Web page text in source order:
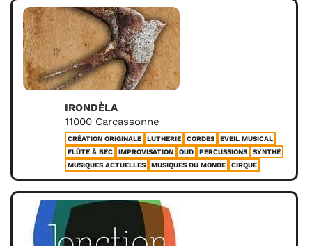
IRONDÈLA
11000 Carcassonne
CRÉATION ORIGINALE LUTHERIE CORDES
EVEIL MUSICAL
FLÛTE À BEC
IMPROVISATION OUD PERCUSSIONS
SYNTHÉ
MUSIQUES ACTUELLES
MUSIQUES DU MONDE CIRQUE